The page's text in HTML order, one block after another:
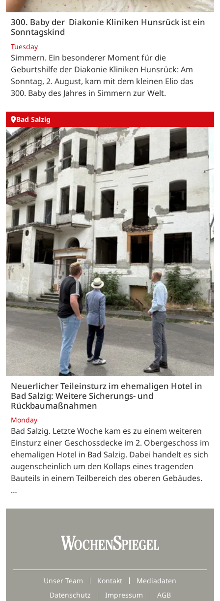
300. Baby der Diakonie Kliniken Hunsrück ist ein
Sonntagskind
Tuesday
Simmern. Ein besonderer Moment für die
Geburtshilfe der Diakonie Kliniken Hunsrück: Am
Sonntag, 2. August, kam mit dem kleinen Elio das
300. Baby des Jahres in Simmern zur Welt.
Bad Salzig
Neuerlicher Teileinsturz im ehemaligen Hotel in
Bad Salzig: Weitere Sicherungs- und
Rückbaumaßnahmen
Monday
Bad Salzig. Letzte Woche kam es zu einem weiteren
Einsturz einer Geschossdecke im 2. Obergeschoss im
ehemaligen Hotel in Bad Salzig. Dabei handelt es sich
augenscheinlich um den Kollaps eines tragenden
Bauteils in einem Teilbereich des oberen Gebäudes.
…
Unser Team Kontakt
Mediadaten
Datenschutz
Impressum AGB